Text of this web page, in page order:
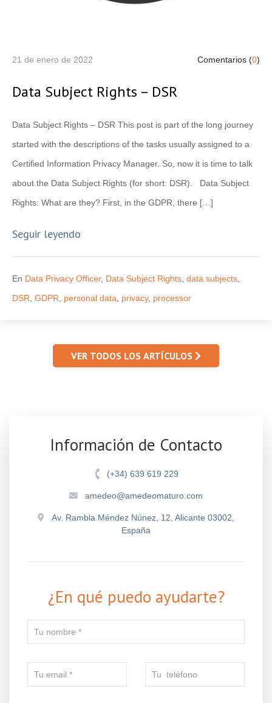
21 de enero de 2022 Comentarios (0)
Data Subject Rights – DSR
Data Subject Rights – DSR This post is part of the long journey
started with the descriptions of the tasks usually assigned to a
Certified Information Privacy Manager. So, now it is time to talk
about the Data Subject Rights (for short: DSR). Data Subject
Rights: What are they? First, in the GDPR, there […]
Seguir leyendo
En Data Privacy Officer, Data Subject Rights data subjects
DSR GDPR personal data privacy, processor
VER TODOS LOS ARTÍCULOS
Información de Contacto
(+34) 639 619 229
amedeo@amedeomaturo.com
Av. Rambla Méndez Núnez, 12, Alicante 03002,
España
¿En qué puedo ayudarte?